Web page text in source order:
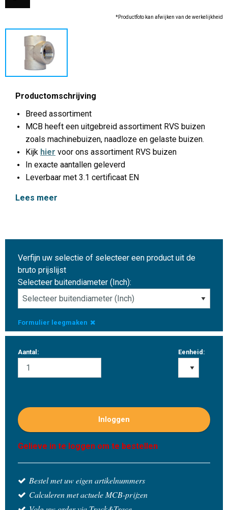
*Productfoto kan afwijken van de werkelijkheid
Productomschrijving
Breed assortiment
MCB heeft een uitgebreid assortiment RVS buizen
zoals machinebuizen, naadloze en gelaste buizen.
Kijk hier voor ons assortiment RVS buizen
In exacte aantallen geleverd
Leverbaar met 3.1 certificaat EN
Lees meer
Verfijn uw selectie of selecteer een product uit de
bruto prijslijst
Selecteer buitendiameter (Inch):
Formulier leegmaken
Aantal: Eenheid:
Inloggen
Gelieve in te loggen om te bestellen
Bestel met uw eigen artikelnummers
Calculeren met actuele MCB-prijzen